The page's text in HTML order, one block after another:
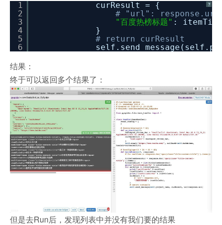
?
1
2
3
4
5
6
curResult = {
# "url":
"百度热榜标题" :
}
# return curResult
结果：
终于可以返回多个结果了：
但是去Run后，发现列表中并没有我们要的结果